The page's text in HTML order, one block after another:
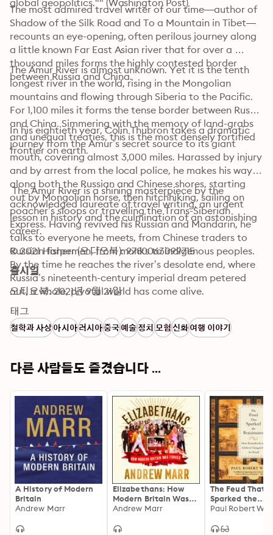
global geopolitics."" (Washington Post)
The most admired travel writer of our time—author of
Shadow of the Silk Road and To a Mountain in Tibet—
recounts an eye-opening, often perilous journey along
a little known Far East Asian river that for over a
thousand miles forms the highly contested border
between Russia and China.
The Amur River is almost unknown. Yet it is the tenth
longest river in the world, rising in the Mongolian
mountains and flowing through Siberia to the Pacific.
For 1,100 miles it forms the tense border between Russia
and China. Simmering with the memory of land-grabs
and unequal treaties, this is the most densely fortified
frontier on earth.
In his eightieth year, Colin Thubron takes a dramatic
journey from the Amur’s secret source to its giant
mouth, covering almost 3,000 miles. Harassed by injury
and by arrest from the local police, he makes his way
along both the Russian and Chinese shores, starting
out by Mongolian horse, then hitchhiking, sailing on
poacher’s sloops or travelling the Trans-Siberian
Express. Having revived his Russian and Mandarin, he
talks to everyone he meets, from Chinese traders to
Russian fishermen, from monks to indigenous peoples.
By the time he reaches the river’s desolate end, where
Russia’s nineteenth-century imperial dream petered
The Amur River is a shining masterpiece by the
acknowledged laureate of travel writing, an urgent
lesson in history and the culmination of an astonishing
career.
© 2021 Harper (오디오북): 9780063099715
출시일
오디오북: 2021년 9월 21일
태그
철학과 사상아시아러시아중국예술정치모험신화여행 이야기
다른 사람들도 즐겼습니다 ...
A History of Modern
Britain
Andrew Marr
Elizabethans: How
Modern Britain Was
Forged
Andrew Marr
The Feud That
Sparked the
Renaissance:
Ghiberti
Paul Robert